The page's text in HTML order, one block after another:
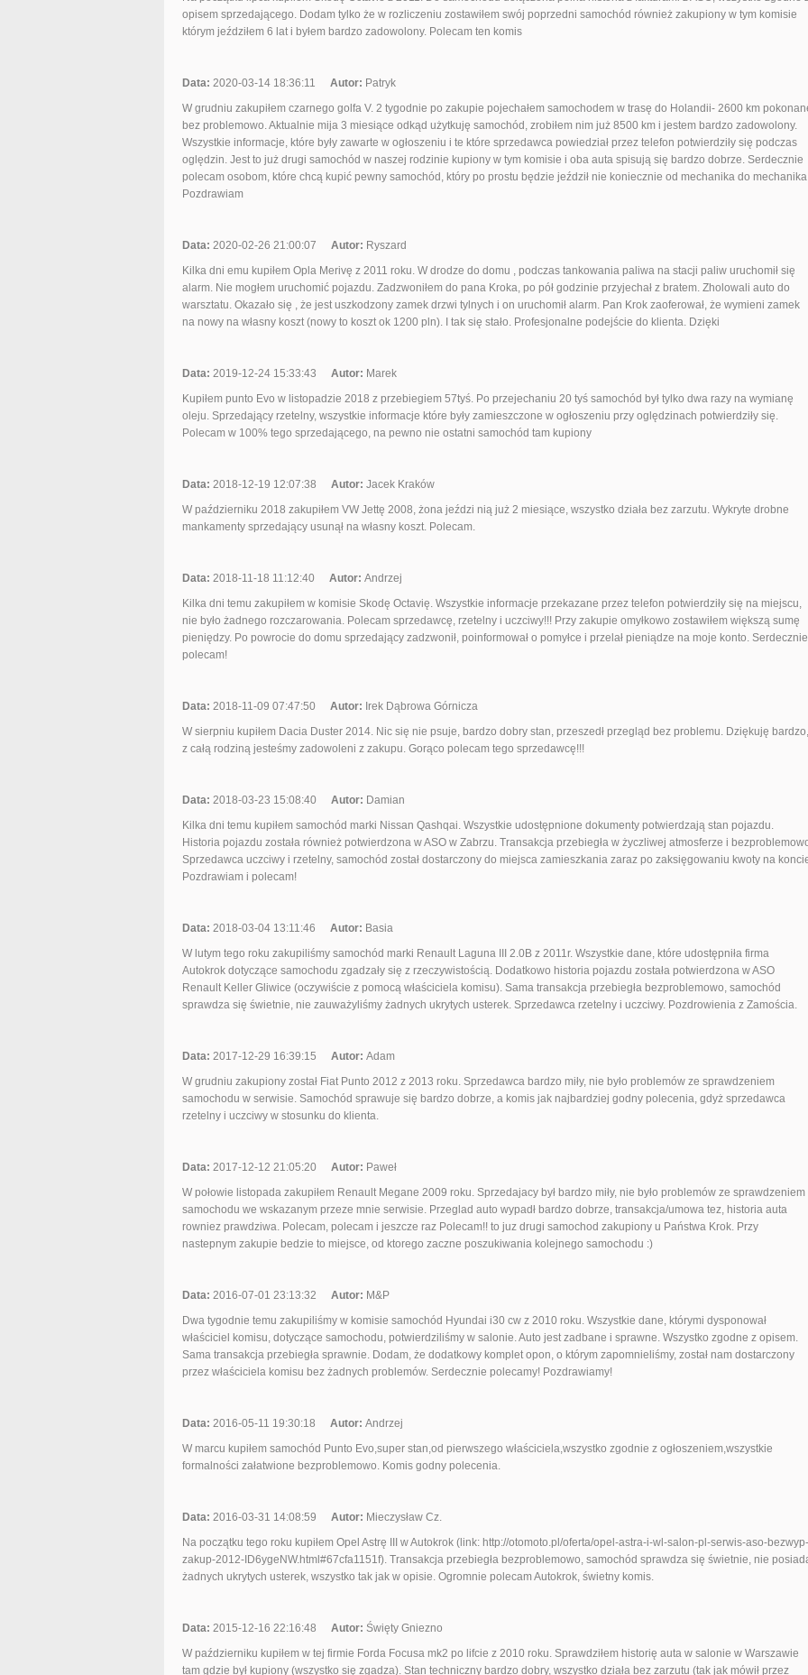
opisem sprzedającego. Dodam tylko że w rozliczeniu zostawiłem swój poprzedni samochód również zakupiony w tym komisie
którym jeździłem 6 lat i byłem bardzo zadowolony. Polecam ten komis
Data: 2020-03-14 18:36:11 Autor: Patryk
W grudniu zakupiłem czarnego golfa V. 2 tygodnie po zakupie pojechałem samochodem w trasę do Holandii- 2600 km
bez problemowo. Aktualnie mija 3 miesiące odkąd użytkuję samochód, zrobiłem nim już 8500 km i jestem bardzo zadowolony.
Wszystkie informacje, które były zawarte w ogłoszeniu i te które sprzedawca powiedział przez telefon potwierdziły się podczas
oględzin. Jest to już drugi samochód w naszej rodzinie kupiony w tym komisie i oba auta spisują się bardzo dobrze. Serdecznie
polecam osobom, które chcą kupić pewny samochód, który po prostu będzie jeździł nie koniecznie od mechanika do
Pozdrawiam
Data: 2020-02-26 21:00:07 Autor: Ryszard
Kilka dni emu kupiłem Opla Merivę z 2011 roku. W drodze do domu , podczas tankowania paliwa na stacji paliw uruchomił się
alarm. Nie mogłem uruchomić pojazdu. Zadzwoniłem do pana Kroka, po pół godzinie przyjechał z bratem. Zholowali auto do
warsztatu. Okazało się , że jest uszkodzony zamek drzwi tylnych i on uruchomił alarm. Pan Krok zaoferował, że wymieni zamek
na nowy na własny koszt (nowy to koszt ok 1200 pln). I tak się stało. Profesjonalne podejście do klienta. Dzięki
Data: 2019-12-24 15:33:43 Autor: Marek
Kupiłem punto Evo w listopadzie 2018 z przebiegiem 57tyś. Po przejechaniu 20 tyś samochód był tylko dwa razy na wymianę
oleju. Sprzedający rzetelny, wszystkie informacje które były zamieszczone w ogłoszeniu przy oględzinach potwierdziły się.
Polecam w 100% tego sprzedającego, na pewno nie ostatni samochód tam kupiony
Data: 2018-12-19 12:07:38 Autor: Jacek Kraków
W październiku 2018 zakupiłem VW Jettę 2008, żona jeździ nią już 2 miesiące, wszystko działa bez zarzutu. Wykryte drobne
mankamenty sprzedający usunął na własny koszt. Polecam.
Data: 2018-11-18 11:12:40 Autor: Andrzej
Kilka dni temu zakupiłem w komisie Skodę Octavię. Wszystkie informacje przekazane przez telefon potwierdziły się na miejscu,
nie było żadnego rozczarowania. Polecam sprzedawcę, rzetelny i uczciwy!!! Przy zakupie omyłkowo zostawiłem większą sumę
pieniędzy. Po powrocie do domu sprzedający zadzwonił, poinformował o pomyłce i przelał pieniądze na moje konto. Serdecznie
polecam!
Data: 2018-11-09 07:47:50 Autor: Irek Dąbrowa Górnicza
W sierpniu kupiłem Dacia Duster 2014. Nic się nie psuje, bardzo dobry stan, przeszedł przegląd bez problemu. Dziękuję bardzo,
z całą rodziną jesteśmy zadowoleni z zakupu. Gorąco polecam tego sprzedawcę!!!
Data: 2018-03-23 15:08:40 Autor: Damian
Kilka dni temu kupiłem samochód marki Nissan Qashqai. Wszystkie udostępnione dokumenty potwierdzają stan pojazdu.
Historia pojazdu została również potwierdzona w ASO w Zabrzu. Transakcja przebiegła w życzliwej atmosferze i
Sprzedawca uczciwy i rzetelny, samochód został dostarczony do miejsca zamieszkania zaraz po zaksięgowaniu kwoty na
Pozdrawiam i polecam!
Data: 2018-03-04 13:11:46 Autor: Basia
W lutym tego roku zakupiliśmy samochód marki Renault Laguna III 2.0B z 2011r. Wszystkie dane, które udostępniła firma
Autokrok dotyczące samochodu zgadzały się z rzeczywistością. Dodatkowo historia pojazdu została potwierdzona w ASO
Renault Keller Gliwice (oczywiście z pomocą właściciela komisu). Sama transakcja przebiegła bezproblemowo, samochód
sprawdza się świetnie, nie zauważyliśmy żadnych ukrytych usterek. Sprzedawca rzetelny i uczciwy. Pozdrowienia z Zamościa.
Data: 2017-12-29 16:39:15 Autor: Adam
W grudniu zakupiony został Fiat Punto 2012 z 2013 roku. Sprzedawca bardzo miły, nie było problemów ze sprawdzeniem
samochodu w serwisie. Samochód sprawuje się bardzo dobrze, a komis jak najbardziej godny polecenia, gdyż sprzedawca
rzetelny i uczciwy w stosunku do klienta.
Data: 2017-12-12 21:05:20 Autor: Paweł
W połowie listopada zakupiłem Renault Megane 2009 roku. Sprzedajacy był bardzo miły, nie było problemów ze sprawdzeniem
samochodu we wskazanym przeze mnie serwisie. Przeglad auto wypadł bardzo dobrze, transakcja/umowa tez, historia auta
rowniez prawdziwa. Polecam, polecam i jeszcze raz Polecam!! to juz drugi samochod zakupiony u Państwa Krok. Przy
nastepnym zakupie bedzie to miejsce, od ktorego zaczne poszukiwania kolejnego samochodu :)
Data: 2016-07-01 23:13:32 Autor: M&P
Dwa tygodnie temu zakupiliśmy w komisie samochód Hyundai i30 cw z 2010 roku. Wszystkie dane, którymi dysponował
właściciel komisu, dotyczące samochodu, potwierdziliśmy w salonie. Auto jest zadbane i sprawne. Wszystko zgodne z opisem.
Sama transakcja przebiegła sprawnie. Dodam, że dodatkowy komplet opon, o którym zapomnieliśmy, został nam dostarczony
przez właściciela komisu bez żadnych problemów. Serdecznie polecamy! Pozdrawiamy!
Data: 2016-05-11 19:30:18 Autor: Andrzej
W marcu kupiłem samochód Punto Evo,super stan,od pierwszego właściciela,wszystko zgodnie z ogłoszeniem,wszystkie
formalności załatwione bezproblemowo. Komis godny polecenia.
Data: 2016-03-31 14:08:59 Autor: Mieczysław Cz.
Na początku tego roku kupiłem Opel Astrę III w Autokrok (link: http://otomoto.pl/oferta/opel-astra-i-wl-salon-pl-serwis-aso-bezwyp-
zakup-2012-ID6ygeNW.html#67cfa1151f). Transakcja przebiegła bezproblemowo, samochód sprawdza się świetnie, nie
żadnych ukrytych usterek, wszystko tak jak w opisie. Ogromnie polecam Autokrok, świetny komis.
Data: 2015-12-16 22:16:48 Autor: Święty Gniezno
W październiku kupiłem w tej firmie Forda Focusa mk2 po lifcie z 2010 roku. Sprawdziłem historię auta w salonie w Warszawie
tam gdzie był kupiony (wszystko się zgadza). Stan techniczny bardzo dobry, wszystko działa bez zarzutu (tak jak mówił przez